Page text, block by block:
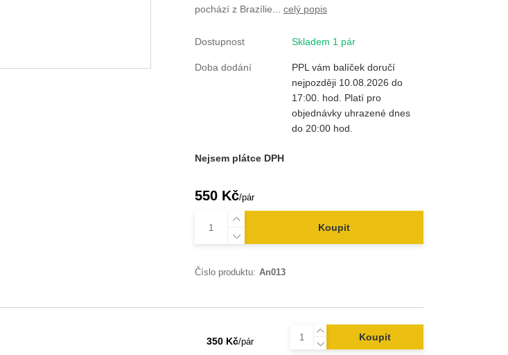
pochází z Brazílie... celý popis
Dostupnost Skladem 1 pár
Doba dodání
PPL vám balíček doručí
nejpozději 10.08.2026 do
17:00. hod. Platí pro
objednávky uhrazené dnes
do 20:00 hod.
Nejsem plátce DPH
550 Kč/pár
Koupit
Číslo produktu: An013
350 Kč/pár Koupit